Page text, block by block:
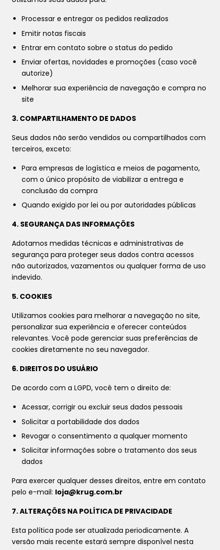
Processar e entregar os pedidos realizados
Emitir notas fiscais
Entrar em contato sobre o status do pedido
Enviar ofertas, novidades e promoções (caso você
autorize)
Melhorar sua experiência de navegação e compra no
site
3. COMPARTILHAMENTO DE DADOS
Seus dados não serão vendidos ou compartilhados com
terceiros, exceto:
Para empresas de logística e meios de pagamento,
com o único propósito de viabilizar a entrega e
conclusão da compra
Quando exigido por lei ou por autoridades públicas
4. SEGURANÇA DAS INFORMAÇÕES
Adotamos medidas técnicas e administrativas de
segurança para proteger seus dados contra acessos
não autorizados, vazamentos ou qualquer forma de uso
indevido.
5. COOKIES
Utilizamos cookies para melhorar a navegação no site,
personalizar sua experiência e oferecer conteúdos
relevantes. Você pode gerenciar suas preferências de
cookies diretamente no seu navegador.
6. DIREITOS DO USUÁRIO
De acordo com a LGPD, você tem o direito de:
Acessar, corrigir ou excluir seus dados pessoais
Solicitar a portabilidade dos dados
Revogar o consentimento a qualquer momento
Solicitar informações sobre o tratamento dos seus
dados
Para exercer qualquer desses direitos, entre em contato
pelo e-mail: loja@krug.com.br
7. ALTERAÇÕES NA POLÍTICA DE PRIVACIDADE
Esta política pode ser atualizada periodicamente. A
versão mais recente estará sempre disponível nesta